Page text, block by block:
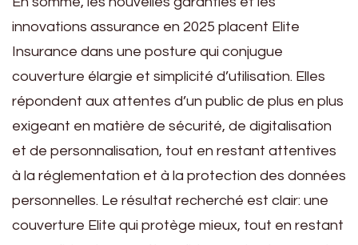
innovations assurance en 2025 placent Elite
Insurance dans une posture qui conjugue
couverture élargie et simplicité d’utilisation. Elles
répondent aux attentes d’un public de plus en plus
exigeant en matière de sécurité, de digitalisation
et de personnalisation, tout en restant attentives
à la réglementation et à la protection des données
personnelles. Le résultat recherché est clair: une
couverture Elite qui protège mieux, tout en restant